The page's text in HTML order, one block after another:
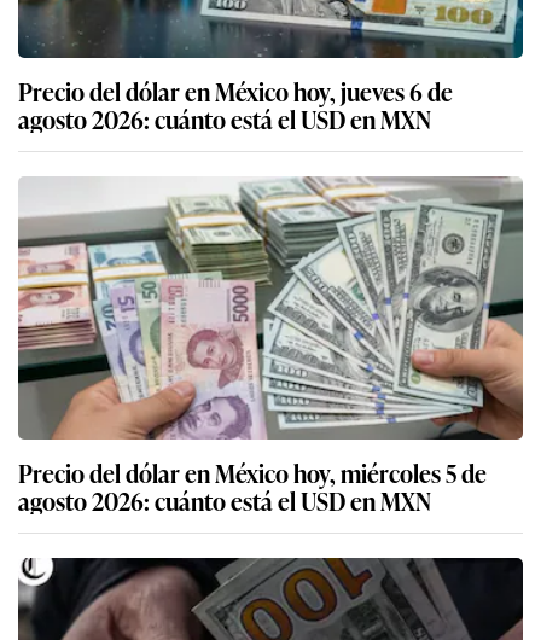
Precio del dólar en México hoy, jueves 6 de
agosto 2026: cuánto está el USD en MXN
Precio del dólar en México hoy, miércoles 5 de
agosto 2026: cuánto está el USD en MXN